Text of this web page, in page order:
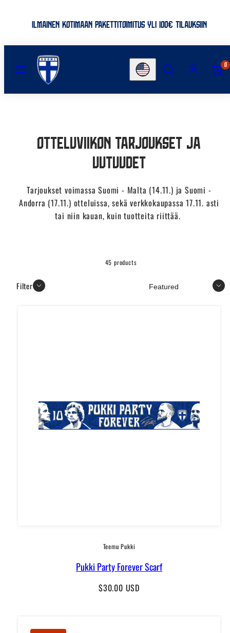
UUDET PELIPAIDAT ON JULKAISTU >>
MENU
Country/region
SEARCH ACCOUNTVIEW
MY
CART
0
Otteluviikon tarjoukset ja
uutuudet
Tarjoukset voimassa Suomi - Malta (14.11.) ja Suomi -
Andorra (17.11.) otteluissa, sekä verkkokaupassa 17.11. asti
tai niin kauan, kuin tuotteita riittää.
45 products
Filter Sort
Teemu Pukki
Pukki Party Forever Scarf
Regular
$30.00 USD